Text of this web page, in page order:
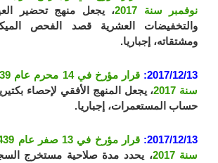
نوفمبر سنة 2017
، يجعل منهج تحضير
والتخفيضات العشرية قصد الفحص
ومشتقاته، إجباريا.
2017/12/13:
سنة 2017
، يجعل المنهج الأفقي لإحصاء
حساب المستعمرات، إجباريا.
2017/12/13:
سنة 2017
، يحدد مدة صلاحية مستخرج